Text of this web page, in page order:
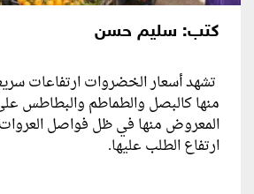
كتب: سليم حسن
تشهد أسعار الخضروات ارتفاعات
منها كالبصل والطماطم والبطاطس
المعروض منها في ظل فواصل العروات
ارتفاع الطلب عليها.